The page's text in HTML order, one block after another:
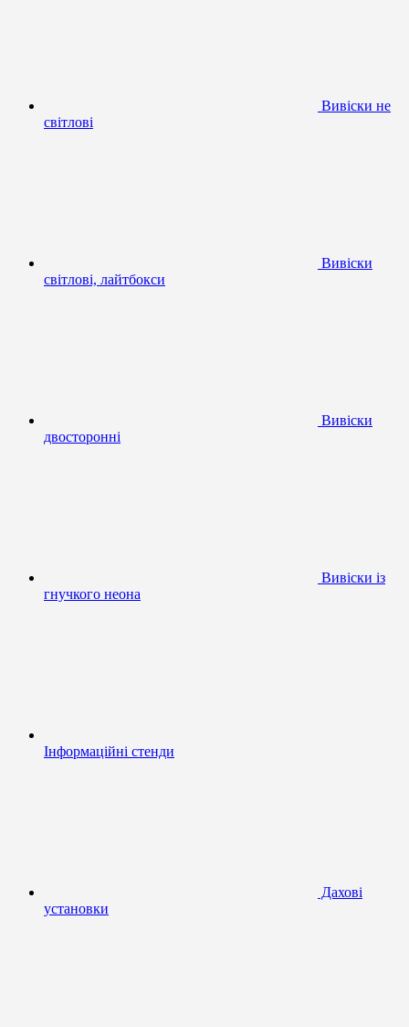
Вивіски не
світлові
Вивіски
світлові, лайтбокси
Вивіски
двосторонні
Вивіски із
гнучкого неона
Інформаційні стенди
Дахові
установки